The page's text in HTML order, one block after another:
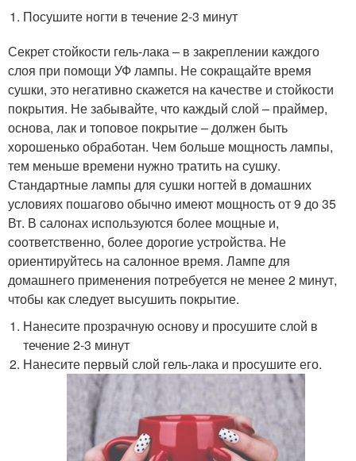
Посушите ногти в течение 2-3 минут
Секрет стойкости гель-лака – в закреплении каждого
слоя при помощи УФ лампы. Не сокращайте время
сушки, это негативно скажется на качестве и стойкости
покрытия. Не забывайте, что каждый слой – праймер,
основа, лак и топовое покрытие – должен быть
хорошенько обработан. Чем больше мощность лампы,
тем меньше времени нужно тратить на сушку.
Стандартные лампы для сушки ногтей в домашних
условиях пошагово обычно имеют мощность от 9 до 35
Вт. В салонах используются более мощные и,
соответственно, более дорогие устройства. Не
ориентируйтесь на салонное время. Лампе для
домашнего применения потребуется не менее 2 минут,
чтобы как следует высушить покрытие.
Нанесите прозрачную основу и просушите слой в
течение 2-3 минут
Нанесите первый слой гель-лака и просушите его.